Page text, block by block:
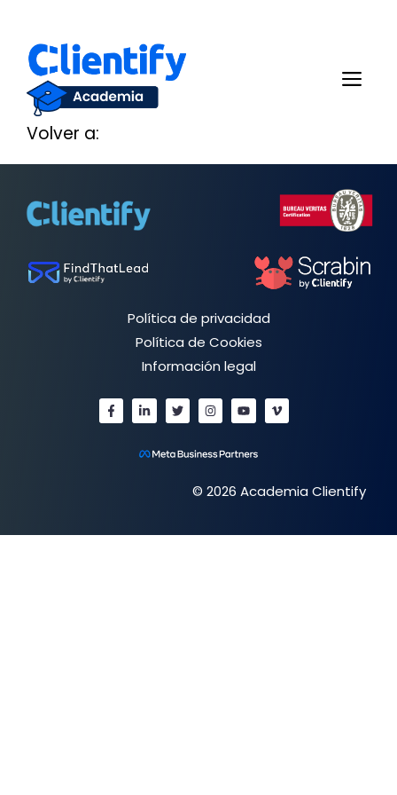
contenido
Volver a:
Política de privacidad
Política de Cookies
Información legal
© 2026 Academia Clientify